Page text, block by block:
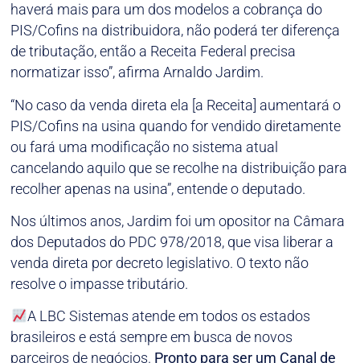
haverá mais para um dos modelos a cobrança do
PIS/Cofins na distribuidora, não poderá ter diferença
de tributação, então a Receita Federal precisa
normatizar isso”, afirma Arnaldo Jardim.
“No caso da venda direta ela [a Receita] aumentará o
PIS/Cofins na usina quando for vendido diretamente
ou fará uma modificação no sistema atual
cancelando aquilo que se recolhe na distribuição para
recolher apenas na usina”, entende o deputado.
Nos últimos anos, Jardim foi um opositor na Câmara
dos Deputados do PDC 978/2018, que visa liberar a
venda direta por decreto legislativo. O texto não
resolve o impasse tributário.
A LBC Sistemas atende em todos os estados
brasileiros e está sempre em busca de novos
parceiros de negócios. Pronto para ser um Canal de